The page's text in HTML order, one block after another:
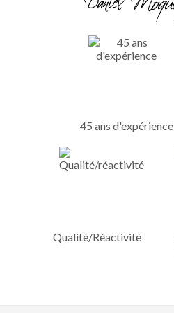
45 ans d'expérience
Qualité/Réactivité